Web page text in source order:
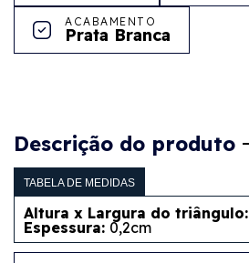
ACABAMENTO
Prata Branca
Descrição do produto
TABELA DE MEDIDAS
Altura x Largura do triângulo:
Espessura: 0,2cm